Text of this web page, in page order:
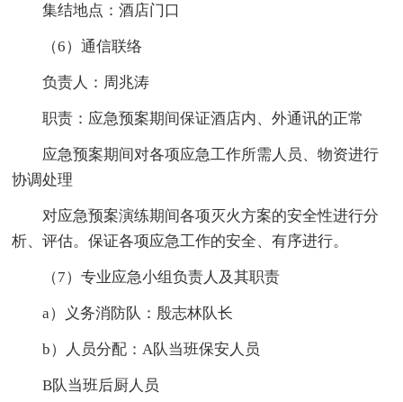
集结地点：酒店门口
（6）通信联络
负责人：周兆涛
职责：应急预案期间保证酒店内、外通讯的正常
应急预案期间对各项应急工作所需人员、物资进行
协调处理
对应急预案演练期间各项灭火方案的安全性进行分
析、评估。保证各项应急工作的安全、有序进行。
（7）专业应急小组负责人及其职责
a）义务消防队：殷志林队长
b）人员分配：A队当班保安人员
B队当班后厨人员